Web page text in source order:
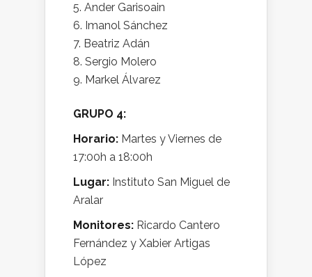
Ander Garisoain
Imanol Sánchez
Beatriz Adán
Sergio Molero
Markel Álvarez
GRUPO 4:
Horario: Martes y Viernes de
17:00h a 18:00h
Lugar: Instituto San Miguel de
Aralar
Monitores: Ricardo Cantero
Fernández y Xabier Artigas
López